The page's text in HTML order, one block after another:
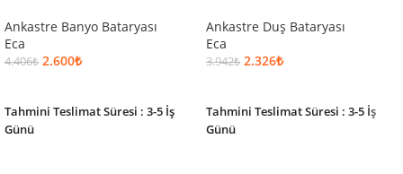
Ankastre Banyo Bataryası
Eca
4.406₺ 2.600₺
Tahmini Teslimat Süresi : 3-5 İş
Günü
Ankastre Duş Bataryası
Eca
3.942₺ 2.326₺
Tahmini Teslimat Süresi : 3-5 İş
Günü